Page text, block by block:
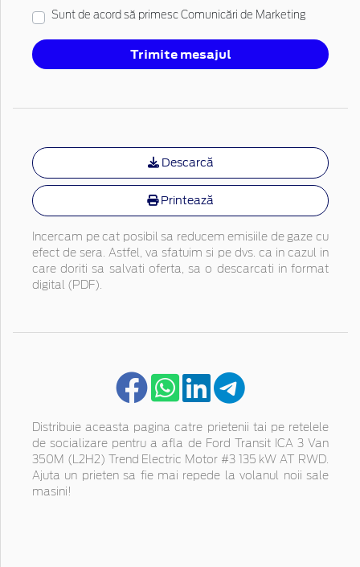
Sunt de acord să primesc Comunicări de Marketing
Trimite mesajul
Descarcă
Printează
Incercam pe cat posibil sa reducem emisiile de gaze cu
efect de sera. Astfel, va sfatuim si pe dvs. ca in cazul in
care doriti sa salvati oferta, sa o descarcati in format
digital (PDF).
Distribuie aceasta pagina catre prietenii tai pe retelele
de socializare pentru a afla de Ford Transit ICA 3 Van
350M (L2H2) Trend Electric Motor #3 135 kW AT RWD.
Ajuta un prieten sa fie mai repede la volanul noii sale
masini!